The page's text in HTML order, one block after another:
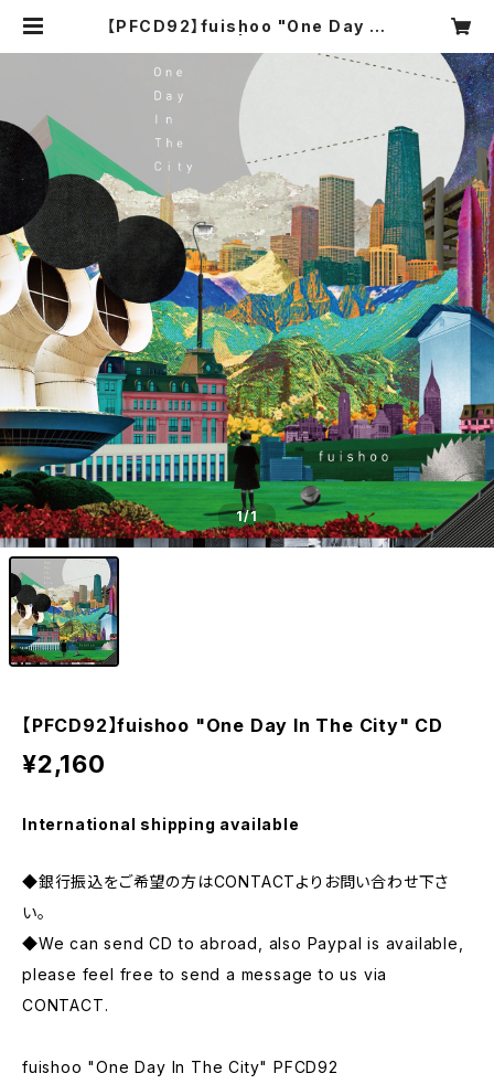
【PFCD92】fuishoo "One Day In
FOrM
1/1
【PFCD92】fuishoo "One Day In The City" CD
¥2,160
International shipping available
◆銀行振込をご希望の方はCONTACTよりお問い合わせ下さ
い。
◆We can send CD to abroad, also Paypal is available,
please feel free to send a message to us via
CONTACT.
fuishoo "One Day In The City" PFCD92